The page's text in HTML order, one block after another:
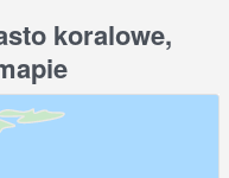
koralowe,